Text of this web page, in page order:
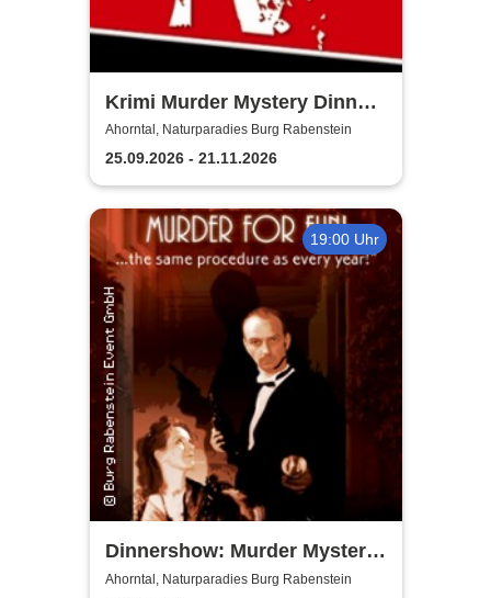
Krimi Murder Mystery Dinner
- Kripo TV
Ahorntal, Naturparadies Burg Rabenstein
25.09.2026 - 21.11.2026
19:00 Uhr
Dinnershow: Murder Mystery
Dinner - Murder for Fun
Ahorntal, Naturparadies Burg Rabenstein